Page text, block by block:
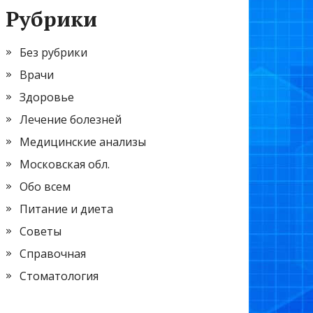
Рубрики
Без рубрики
Врачи
Здоровье
Лечение болезней
Медицинские анализы
Московская обл.
Обо всем
Питание и диета
Советы
Справочная
Стоматология